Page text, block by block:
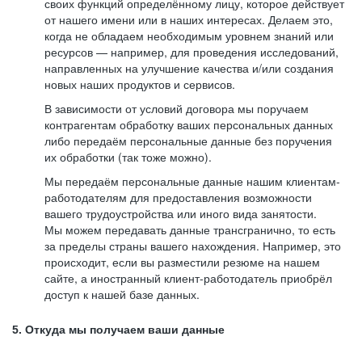
своих функций определённому лицу, которое действует
от нашего имени или в наших интересах. Делаем это,
когда не обладаем необходимым уровнем знаний или
ресурсов — например, для проведения исследований,
направленных на улучшение качества и/или создания
новых наших продуктов и сервисов.
В зависимости от условий договора мы поручаем
контрагентам обработку ваших персональных данных
либо передаём персональные данные без поручения
их обработки (так тоже можно).
Мы передаём персональные данные нашим клиентам-
работодателям для предоставления возможности
вашего трудоустройства или иного вида занятости.
Мы можем передавать данные трансгранично, то есть
за пределы страны вашего нахождения. Например, это
происходит, если вы разместили резюме на нашем
сайте, а иностранный клиент-работодатель приобрёл
доступ к нашей базе данных.
5. Откуда мы получаем ваши данные